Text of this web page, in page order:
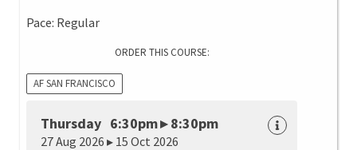
Pace: Regular
ORDER THIS COURSE:
AF SAN FRANCISCO
Thursday 6:30pm ▸ 8:30pm
27 Aug 2026 ▸ 15 Oct 2026